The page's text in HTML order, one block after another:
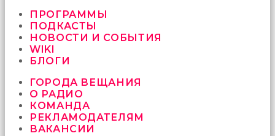
sikici
kocalar
güzel
karıları
öttürüyor
sex
hikayeleri
ПРОГРАММЫ
ПОДКАСТЫ
НОВОСТИ И СОБЫТИЯ
WIKI
БЛОГИ
ГОРОДА ВЕЩАНИЯ
О РАДИО
КОМАНДА
РЕКЛАМОДАТЕЛЯМ
ВАКАНСИИ